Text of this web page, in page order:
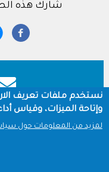
شارك هذه
Footer
نستخدم ملفات تعريف
وإتاحة الميزات، وقياس
لمزيد من المعلومات حول